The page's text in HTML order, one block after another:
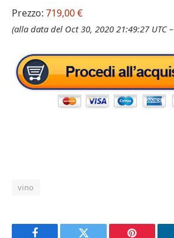
Prezzo: 719,00 €
(alla data del Oct 30, 2020 21:49:27 UTC –
vino